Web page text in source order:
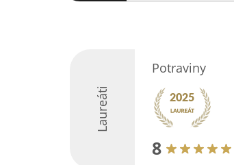
Laureáti
Potraviny
8